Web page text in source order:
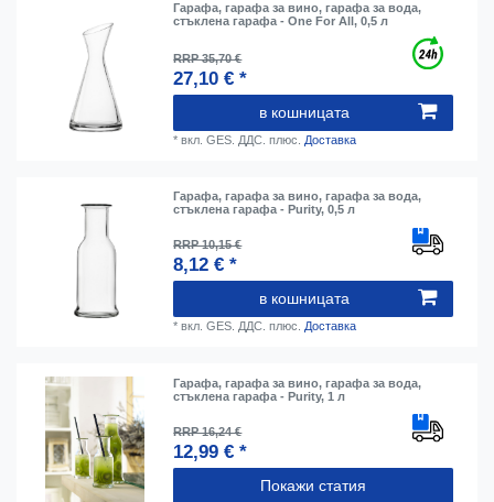
Гарафа, гарафа за вино, гарафа за вода,
стъклена гарафа - One For All, 0,5 л
RRP 35,70 €
27,10 € *
в кошницата
*вкл. GES. ДДС. плюс. Доставка
Гарафа, гарафа за вино, гарафа за вода,
стъклена гарафа - Purity, 0,5 л
RRP 10,15 €
8,12 € *
в кошницата
*вкл. GES. ДДС. плюс. Доставка
Гарафа, гарафа за вино, гарафа за вода,
стъклена гарафа - Purity, 1 л
RRP 16,24 €
12,99 € *
Покажи статия